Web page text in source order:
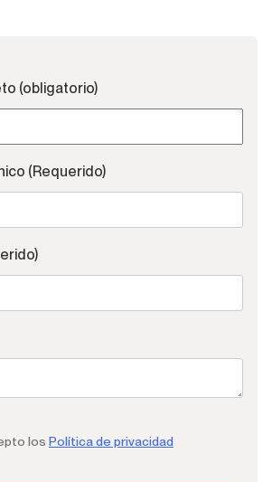
(obligatorio)
(Requerido)
los Política de privacidad